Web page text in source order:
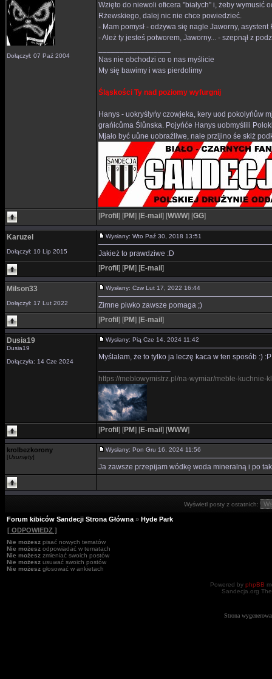
Dołączył: 07 Paź 2004
Wzięto do niewoli oficera "białych" i, żeby wymusić
Rżewskiego, dalej nic nie chce powiedzieć.
- Mam pomysł - odzywa się nagle Jaworny,
- Ależ ty jesteś potworem, Jaworny... - szepnął z
Nas nie obchodzi co o nas myślicie
My się bawimy i was pierdolimy
Śląskości Ty nad poziomy wyfurgnij
Hanys - uokryślyńy czowjeka, kery uod pokolyńůw
grańicůma Ślůnska. Pojyńće Hanys uobmyślili
Mjało być uůne uobraźliwe, nale przijino śe skiż
[Profil ] [PM] [E-mail ] [WWW] [GG]
Karuzel
Dołączył: 10 Lip 2015
Wysłany: Wto Paź 30, 2018 13:51
Jakież to prawdziwe :D
[Profil ] [PM] [E-mail ]
Milson33
Dołączył: 17 Lut 2022
Wysłany: Czw Lut 17, 2022 16:44
Zimne piwko zawsze pomaga ;)
[Profil ] [PM] [E-mail ]
Dusia19
Dusia19
Dołączyła: 14 Cze 2024
Wysłany: Pią Cze 14, 2024 11:42
Myślałam, że to tylko ja leczę kaca w ten sposób :) :P
https://meblowymistrz.pl/na-wymiar/meble-kuchnie-
[Profil ] [PM] [E-mail ] [WWW]
krolbezkorony
[Usunięty]
Wysłany: Pon Gru 16, 2024 11:56
Ja zawsze przepijam wódkę woda mineralną i po
Wyświetl posty z ostatnich:
Forum kibiców Sandecji Strona Główna » Hyde Park
[ ODPOWIEDZ ]
Nie możesz pisać nowych tematów
Nie możesz odpowiadać w tematach
Nie możesz zmieniać swoich postów
Nie możesz usuwać swoich postów
Nie możesz głosować w ankietach
Powered by phpBB
Sandecja.org
Strona